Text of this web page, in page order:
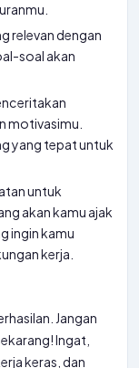
relevan dengan
soal akan
motivasimu.
yang tepat untuk
untuk
akan kamu ajak
ingin kamu
kerja.
Jangan
Ingat,
keras, dan